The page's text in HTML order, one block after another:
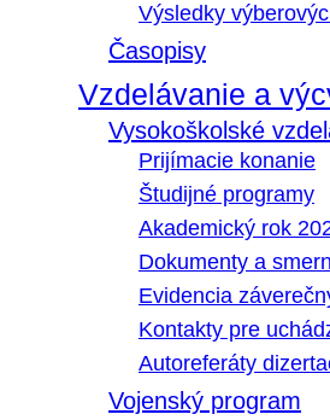
Výsledky
Časopisy
Vzdelávanie a
Vysokoškolské
Prijímacie konanie
Študijné programy
Akademický rok
Dokumenty a
Evidencia
Kontakty pre
Autoreferáty
Vojenský program